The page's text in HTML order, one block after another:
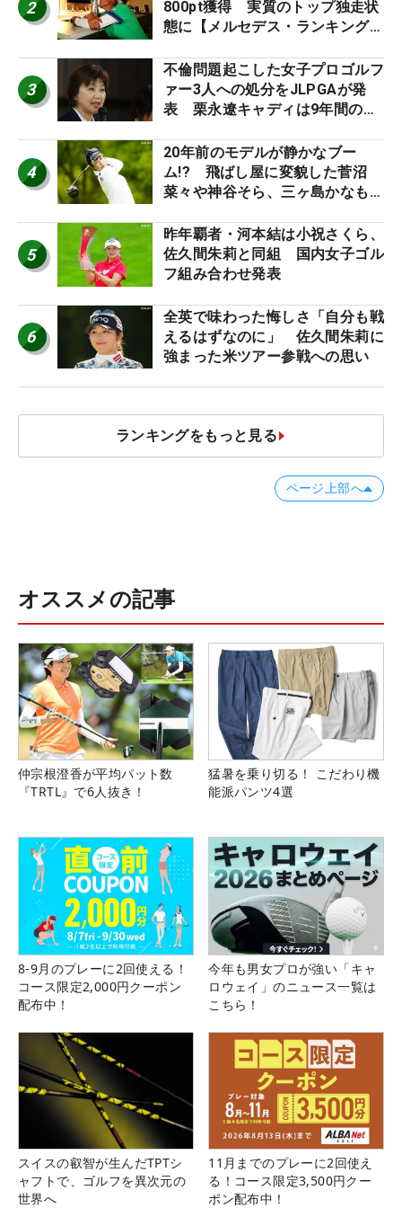
2
800pt獲得 実質のトップ独走状
態に【メルセデス・ランキング番
3
不倫問題起こした女子プロゴルフ
ァー3人への処分をJLPGAが発
表 栗永遼キャディは9年間の立
4
20年前のモデルが静かなブー
ム!? 飛ばし屋に変貌した菅沼
菜々や神谷そら、三ヶ島かなも使
ロたちの“飛ばしギア”】
5
昨年覇者・河本結は小祝さくら、
佐久間朱莉と同組 国内女子ゴル
フ組み合わせ発表
6
全英で味わった悔しさ「自分も戦
えるはずなのに」 佐久間朱莉に
強まった米ツアー参戦への思い
ランキングをもっと見る
ページ上部へ
オススメの記事
仲宗根澄香が平均パット数
『TRTL』で6人抜き！
猛暑を乗り切る！ こだわり機
能派パンツ4選
8-9月のプレーに2回使える！
コース限定2,000円クーポン
配布中！
今年も男女プロが強い「キャ
ロウェイ」のニュース一覧は
こちら！
スイスの叡智が生んだTPTシ
ャフトで、ゴルフを異次元の
世界へ
11月までのプレーに2回使え
る！コース限定3,500円クー
ポン配布中！